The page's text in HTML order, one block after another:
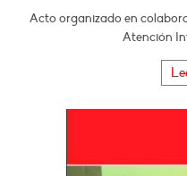
Acto organizado en
Atención